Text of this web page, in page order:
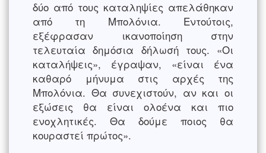
δύο από τους καταληψίες απελάθηκαν
από τη Μπολόνια. Εντούτοις,
εξέφρασαν ικανοποίηση στην
τελευταία δημόσια δήλωσή τους. «Οι
καταλήψεις», έγραψαν, «είναι ένα
καθαρό μήνυμα στις αρχές της
Μπολόνια. Θα συνεχιστούν, αν και οι
εξώσεις θα είναι ολοένα και πιο
ενοχλητικές. Θα δούμε ποιος θα
κουραστεί πρώτος».